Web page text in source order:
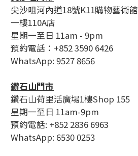
尖沙咀河內道18號K11購物藝術館
一樓110A店
星期一至日 11am - 9pm
預約電話：+852 3590 6426
WhatsApp: 9527 8656
鑽石山門市
鑽石山荷里活廣場1樓Shop 155
星期一至日 11am-9pm
預約電話: +852 2836 6963
WhatsApp: 6530 0253